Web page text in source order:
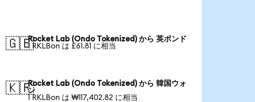
🇬🇧Rocket Lab (Ondo Tokenized) から 英ポンド
1 RKLBon は £61.81 に相当
🇰🇷Rocket Lab (Ondo Tokenized) から 韓国ウォ
ン
1 RKLBon は ₩117,402.82 に相当